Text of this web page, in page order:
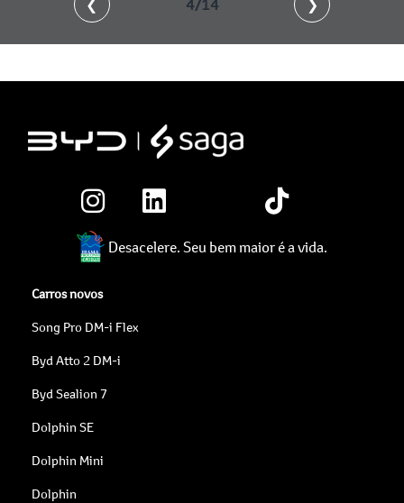
❮ 4/14 ❯
Desacelere. Seu bem maior é a vida.
Carros novos
Song Pro DM-i Flex
Byd Atto 2 DM-i
Byd Sealion 7
Dolphin SE
Dolphin Mini
Dolphin